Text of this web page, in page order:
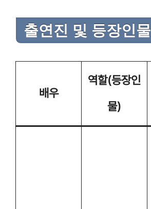
출연진 및 등장인물
배우
역할(등장인
물)